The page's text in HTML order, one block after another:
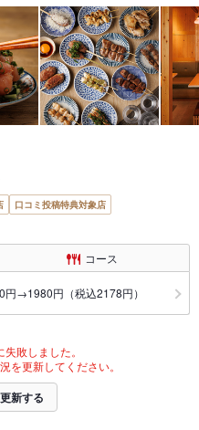
口コミ投稿特典対象店
コース
円→1980円（税込2178円）
敗しました。
を更新してください。
新する